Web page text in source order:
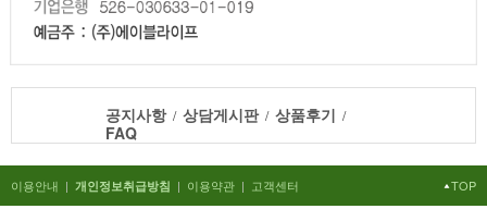
공지사항/ 상담게시판/ 상품후기 /
FAQ
이용안내 | 개인정보취급방침 | 이용약관 | 고객센터 TOP